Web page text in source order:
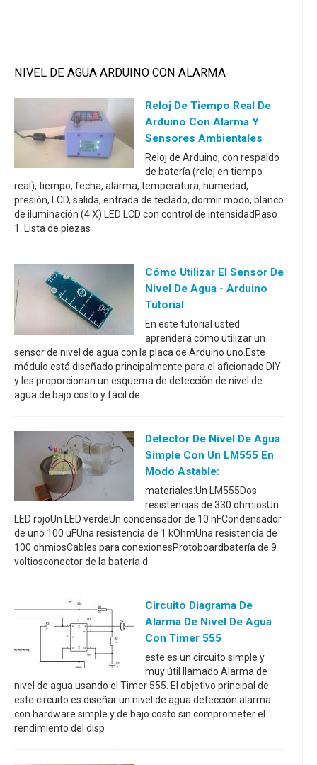
NIVEL DE AGUA ARDUINO CON ALARMA
Reloj De Tiempo Real De
Arduino Con Alarma Y
Sensores Ambientales
Reloj de Arduino, con respaldo
de batería (reloj en tiempo
real), tiempo, fecha, alarma, temperatura, humedad,
presión, LCD, salida, entrada de teclado, dormir modo, blanco
de iluminación (4 X) LED LCD con control de intensidadPaso
1: Lista de piezas
Cómo Utilizar El Sensor De
Nivel De Agua - Arduino
Tutorial
En este tutorial usted
aprenderá cómo utilizar un
sensor de nivel de agua con la placa de Arduino uno.Este
módulo está diseñado principalmente para el aficionado DIY
y les proporcionan un esquema de detección de nivel de
agua de bajo costo y fácil de
Detector De Nivel De Agua
Simple Con Un LM555 En
Modo Astable:
materiales:Un LM555Dos
resistencias de 330 ohmiosUn
LED rojoUn LED verdeUn condensador de 10 nFCondensador
de uno 100 uFUna resistencia de 1 kOhmUna resistencia de
100 ohmiosCables para conexionesProtoboardbatería de 9
voltiosconector de la batería d
Circuito Diagrama De
Alarma De Nivel De Agua
Con Timer 555
este es un circuito simple y
muy útil llamado Alarma de
nivel de agua usando el Timer 555. El objetivo principal de
este circuito es diseñar un nivel de agua detección alarma
con hardware simple y de bajo costo sin comprometer el
rendimiento del disp